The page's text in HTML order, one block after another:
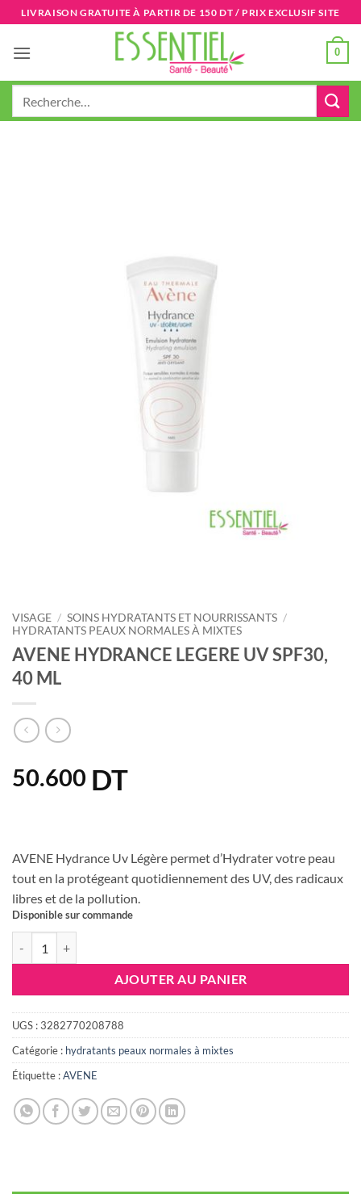
Passer
au
contenu
LIVRAISON GRATUITE À PARTIR DE 150 DT / PRIX EXCLUSIF SITE
0
VISAGE / SOINS HYDRATANTS ET NOURRISSANTS /
HYDRATANTS PEAUX NORMALES À MIXTES
AVENE HYDRANCE LEGERE UV SPF30,
40 ML
50.600 DT
AVENE Hydrance Uv Légère permet d’Hydrater votre peau
tout en la protégeant quotidiennement des UV, des radicaux
libres et de la pollution.
Disponible sur commande
AJOUTER AU PANIER
UGS :3282770208788
Catégorie : hydratants peaux normales à mixtes
Étiquette :AVENE